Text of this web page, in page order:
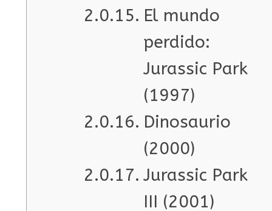
El mundo
perdido:
Jurassic Park
(1997)
Dinosaurio
(2000)
Jurassic Park
III (2001)